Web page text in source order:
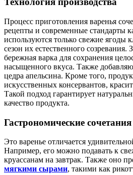
Процесс приготовления варенья
рецепты и современные стандарты
используются только свежие ягоды
сезон их естественного созревания.
бережная варка для сохранения
насыщенного вкуса. Также
цедра апельсина. Кроме того,
искусственных консервантов,
Такой подход гарантирует
качество продукта.
Гастрономические сочетания
Это варенье отличается
Например, его можно подавать к
круассанам на завтрак. Также оно
мягкими сырами, такими как